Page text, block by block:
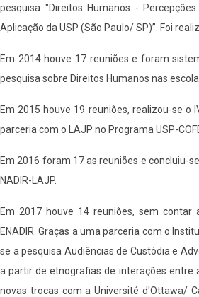
pesquisa "Direitos Humanos -
Aplicação da USP (São Paulo/ SP)”. Foi
Em 2014 houve 17 reuniões e foram
pesquisa sobre Direitos Humanos nas
Em 2015 houve 19 reuniões, realizou-se o
parceria com o LAJP no Programa USP-
Em 2016 foram 17 as reuniões e concluiu-
NADIR-LAJP.
Em 2017 houve 14 reuniões, sem contar
ENADIR. Graças a uma parceria com o
se a pesquisa Audiências de Custódia e
a partir de etnografias de interações entre
novas trocas com a Université d'Ottawa/